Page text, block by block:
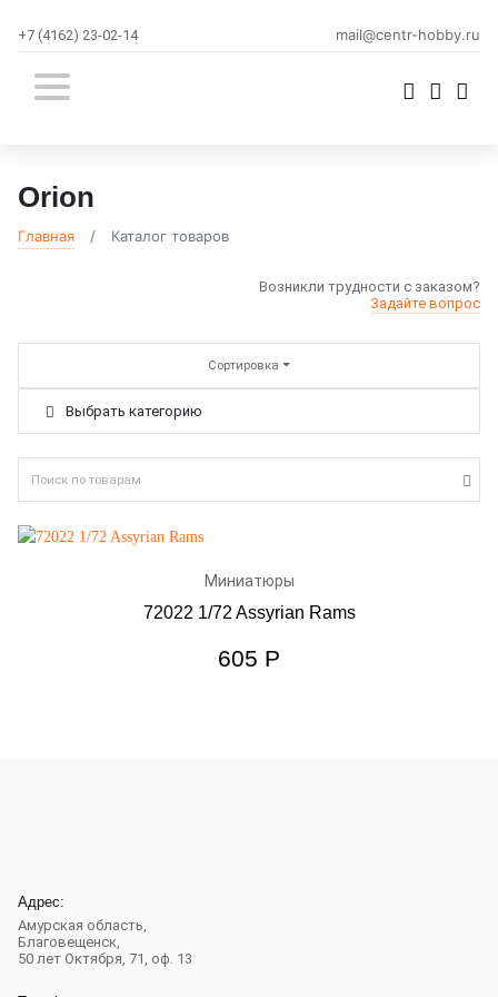
mail@centr-hobby.ru
+7 (4162) 23-02-14
Orion
Главная Каталог товаров
Возникли трудности с заказом?
Задайте вопрос
Сортировка
Выбрать категорию
Миниатюры
72022 1/72 Assyrian Rams
605 Р
Адрес:
Амурская область,
Благовещенск,
50 лет Октября, 71, оф. 13